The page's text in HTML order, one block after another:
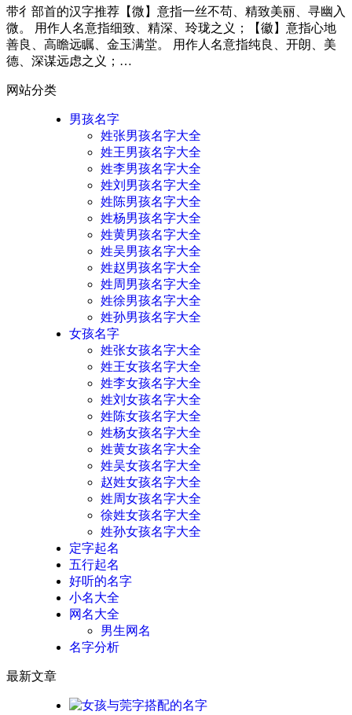
带彳部首的汉字推荐【微】意指一丝不苟、精致美丽、寻幽入
微。 用作人名意指细致、精深、玲珑之义；【徽】意指心地
善良、高瞻远瞩、金玉满堂。 用作人名意指纯良、开朗、美
德、深谋远虑之义；…
网站分类
男孩名字
姓张男孩名字大全
姓王男孩名字大全
姓李男孩名字大全
姓刘男孩名字大全
姓陈男孩名字大全
姓杨男孩名字大全
姓黄男孩名字大全
姓吴男孩名字大全
姓赵男孩名字大全
姓周男孩名字大全
姓徐男孩名字大全
姓孙男孩名字大全
女孩名字
姓张女孩名字大全
姓王女孩名字大全
姓李女孩名字大全
姓刘女孩名字大全
姓陈女孩名字大全
姓杨女孩名字大全
姓黄女孩名字大全
姓吴女孩名字大全
赵姓女孩名字大全
姓周女孩名字大全
徐姓女孩名字大全
姓孙女孩名字大全
定字起名
五行起名
好听的名字
小名大全
网名大全
男生网名
名字分析
最新文章